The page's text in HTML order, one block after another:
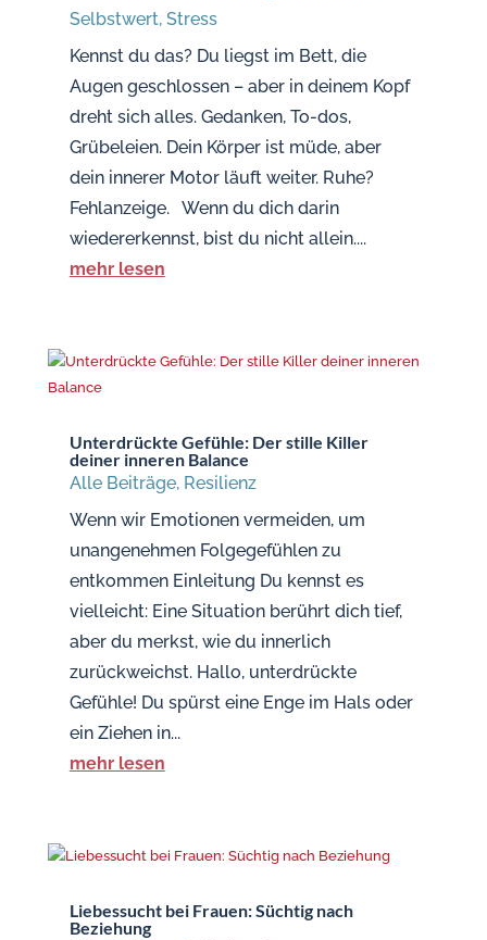
Selbstwert, Stress
Kennst du das? Du liegst im Bett, die
Augen geschlossen – aber in deinem Kopf
dreht sich alles. Gedanken, To-dos,
Grübeleien. Dein Körper ist müde, aber
dein innerer Motor läuft weiter. Ruhe?
Fehlanzeige. Wenn du dich darin
wiedererkennst, bist du nicht allein....
mehr lesen
Unterdrückte Gefühle: Der stille Killer
deiner inneren Balance
Alle Beiträge, Resilienz
Wenn wir Emotionen vermeiden, um
unangenehmen Folgegefühlen zu
entkommen Einleitung Du kennst es
vielleicht: Eine Situation berührt dich tief,
aber du merkst, wie du innerlich
zurückweichst. Hallo, unterdrückte
Gefühle! Du spürst eine Enge im Hals oder
ein Ziehen in...
mehr lesen
Liebessucht bei Frauen: Süchtig nach
Beziehung